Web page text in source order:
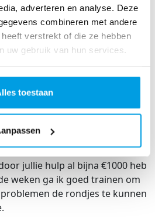
adverteren en analyse. Deze
combineren met andere
verstrekt of die ze hebben
uw gebruik van hun services.
toestaan
3600m, op naar de 4K+
klaar ben voor de 4K in
nog maar een keer trainen
om nog wat donateurs te
jullie hulp al bijna €1000 heb
weken ga ik goed trainen om
de rondjes te kunnen